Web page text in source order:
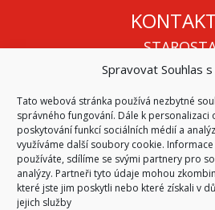
Spravovat Souhlas
Tato webová stránka používá nezbytné
správného fungování. Dále k personalizaci
poskytování funkcí sociálních médií a
využíváme další soubory cookie.
používáte, sdílíme se svými partnery pro
analýzy. Partneři tyto údaje mohou
které jste jim poskytli nebo které získali v
jejich služby
Mgr. Roman
ÚŘEDNÍ
Po, St: 15:30 -
Všechny kontakty | Kde